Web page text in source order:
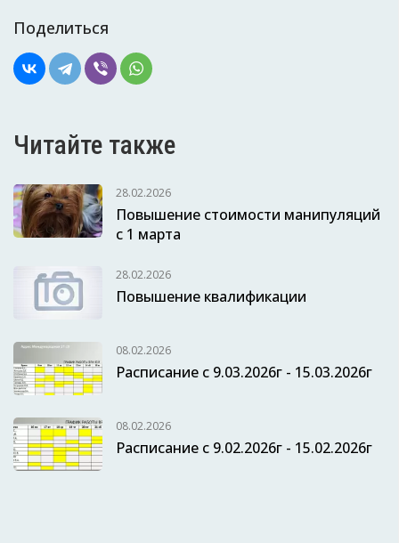
Поделиться
Читайте также
28.02.2026
Повышение стоимости манипуляций
с 1 марта
28.02.2026
Повышение квалификации
08.02.2026
Расписание с 9.03.2026г - 15.03.2026г
08.02.2026
Расписание с 9.02.2026г - 15.02.2026г